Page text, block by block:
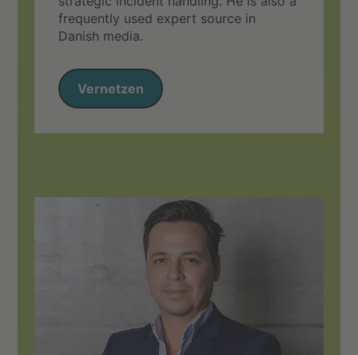
frequently used expert source in
Danish media.
Vernetzen